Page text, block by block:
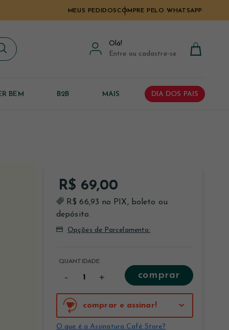
MEUS PEDIDOS COMPRE PELO WHATSAPP
Olá!
Entre ou cadastre-se
BEM B2B MAIS DIA DOS PAIS
R$ 69,00
R$ 66,93 no PIX, boleto ou
depósito.
Opções de Parcelamento:
QUANTIDADE
- + comprar
comprar e assinar!
O que é a Assinatura Café Store?